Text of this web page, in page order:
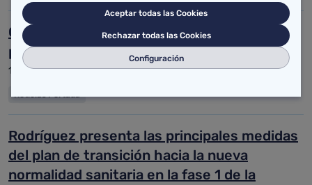
Cantabria contabiliza hoy tan solo un nuevo
positivo por COVID-19 y ningún fallecido
11 de mayo de 2020
Noticias Portada
Rodríguez presenta las principales medidas
del plan de transición hacia la nueva
normalidad sanitaria en la fase 1 de la
Aceptar todas las Cookies
Rechazar todas las Cookies
Configuración